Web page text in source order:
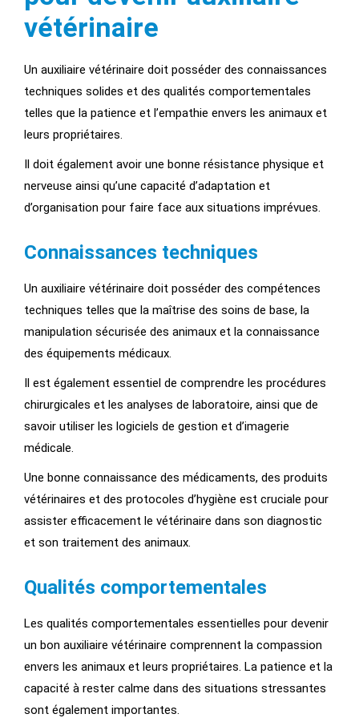
vétérinaire
Un auxiliaire vétérinaire doit posséder des connaissances
techniques solides et des qualités comportementales
telles que la patience et l’empathie envers les animaux et
leurs propriétaires.
Il doit également avoir une bonne résistance physique et
nerveuse ainsi qu’une capacité d’adaptation et
d’organisation pour faire face aux situations imprévues.
Connaissances techniques
Un auxiliaire vétérinaire doit posséder des compétences
techniques telles que la maîtrise des soins de base, la
manipulation sécurisée des animaux et la connaissance
des équipements médicaux.
Il est également essentiel de comprendre les procédures
chirurgicales et les analyses de laboratoire, ainsi que de
savoir utiliser les logiciels de gestion et d’imagerie
médicale.
Une bonne connaissance des médicaments, des produits
vétérinaires et des protocoles d’hygiène est cruciale pour
assister efficacement le vétérinaire dans son diagnostic
et son traitement des animaux.
Qualités comportementales
Les qualités comportementales essentielles pour devenir
un bon auxiliaire vétérinaire comprennent la compassion
envers les animaux et leurs propriétaires. La patience et la
capacité à rester calme dans des situations stressantes
sont également importantes.